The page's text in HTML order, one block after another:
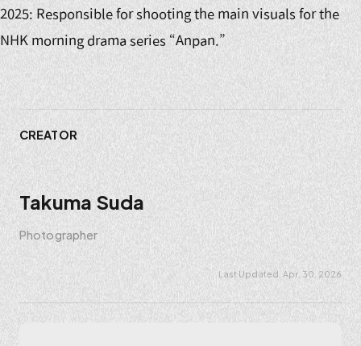
2025: Responsible for shooting the main visuals for the
NHK morning drama series “Anpan.”
CREATOR
Takuma Suda
Photographer
Apr. 30. 2026